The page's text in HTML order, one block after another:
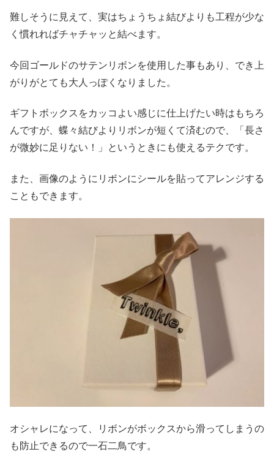
難しそうに見えて、実はちょうちょ結びよりも工程が少な
く慣れればチャチャッと結べます。
今回ゴールドのサテンリボンを使用した事もあり、でき上
がりがとても大人っぽくなりました。
ギフトボックスをカッコよい感じに仕上げたい時はもちろ
んですが、蝶々結びよりリボンが短くて済むので、「長さ
が微妙に足りない！」というときにも使えるテクです。
また、画像のようにリボンにシールを貼ってアレンジする
こともできます。
オシャレになって、リボンがボックスから滑ってしまうの
も防止できるので一石二鳥です。